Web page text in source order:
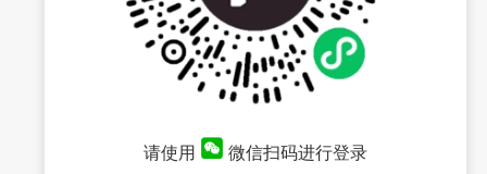
请使用 微信扫码进行登录